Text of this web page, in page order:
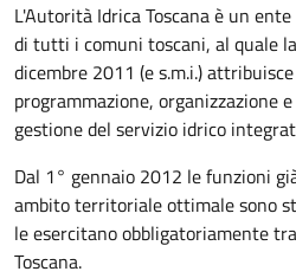
L'Autorità Idrica Toscana è un
di tutti i comuni toscani, al quale
dicembre 2011 (e s.m.i.)
programmazione, organizzazione
gestione del servizio idrico
Dal 1° gennaio 2012 le funzioni
ambito territoriale ottimale sono
le esercitano obbligatoriamente
Toscana.